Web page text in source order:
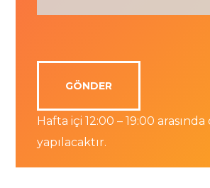
Hafta içi 12:00 – 19:00
yapılacaktır.